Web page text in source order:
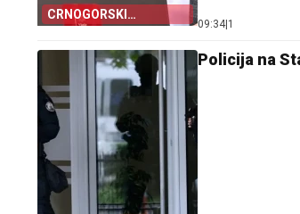
CRNOGORSKI
MARKETING
09:34 1
Policija na